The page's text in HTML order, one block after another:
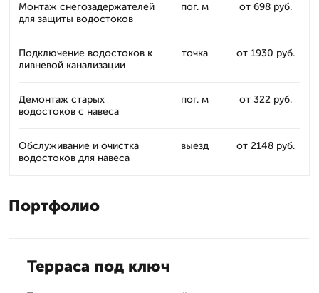
Монтаж снегозадержателей
для защиты водостоков
пог. м от 698 руб.
Подключение водостоков к
ливневой канализации
точка от 1930 руб.
Демонтаж старых
водостоков с навеса
пог. м от 322 руб.
Обслуживание и очистка
водостоков для навеса
выезд от 2148 руб.
Портфолио
Терраса под ключ